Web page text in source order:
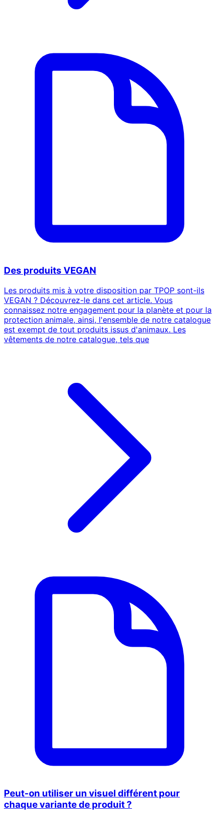
Des produits VEGAN
Les produits mis à votre disposition par TPOP sont-ils
VEGAN ? Découvrez-le dans cet article. Vous
connaissez notre engagement pour la planète et pour la
protection animale, ainsi, l'ensemble de notre catalogue
est exempt de tout produits issus d'animaux. Les
vêtements de notre catalogue, tels que
Peut-on utiliser un visuel différent pour
chaque variante de produit ?